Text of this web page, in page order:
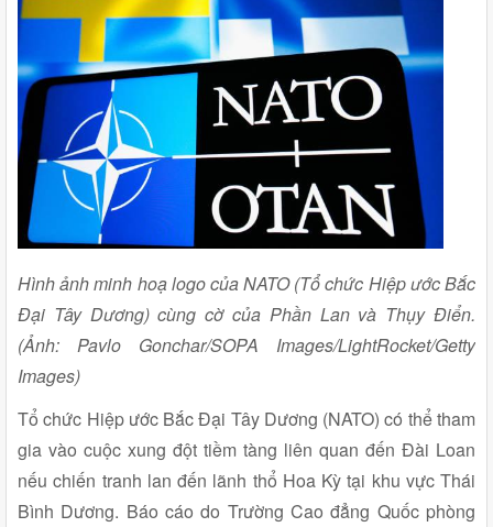
Hình ảnh minh hoạ logo của NATO (Tổ chức Hiệp ước Bắc
Đại Tây Dương) cùng cờ của Phần Lan và Thụy Điển.
(Ảnh: Pavlo Gonchar/SOPA Images/LightRocket/Getty
Images)
Tổ chức Hiệp ước Bắc Đại Tây Dương (NATO) có thể tham
gia vào cuộc xung đột tiềm tàng liên quan đến Đài Loan
nếu chiến tranh lan đến lãnh thổ Hoa Kỳ tại khu vực Thái
Bình Dương. Báo cáo do Trường Cao đẳng Quốc phòng